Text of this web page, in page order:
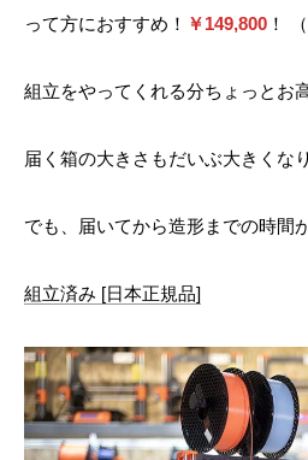
って方におすすめ！ ￥149,800 ！
組立をやってくれる分ちょっとお
届く箱の大きさもだいぶ大きくな
でも、届いてから造形までの時間
組立済み [日本正規品]